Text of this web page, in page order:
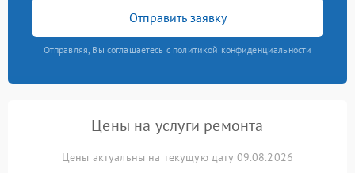
Отправить заявку
Отправляя, Вы соглашаетесь с политикой конфиденциальности
Цены на услуги ремонта
Цены актуальны на текущую дату 09.08.2026